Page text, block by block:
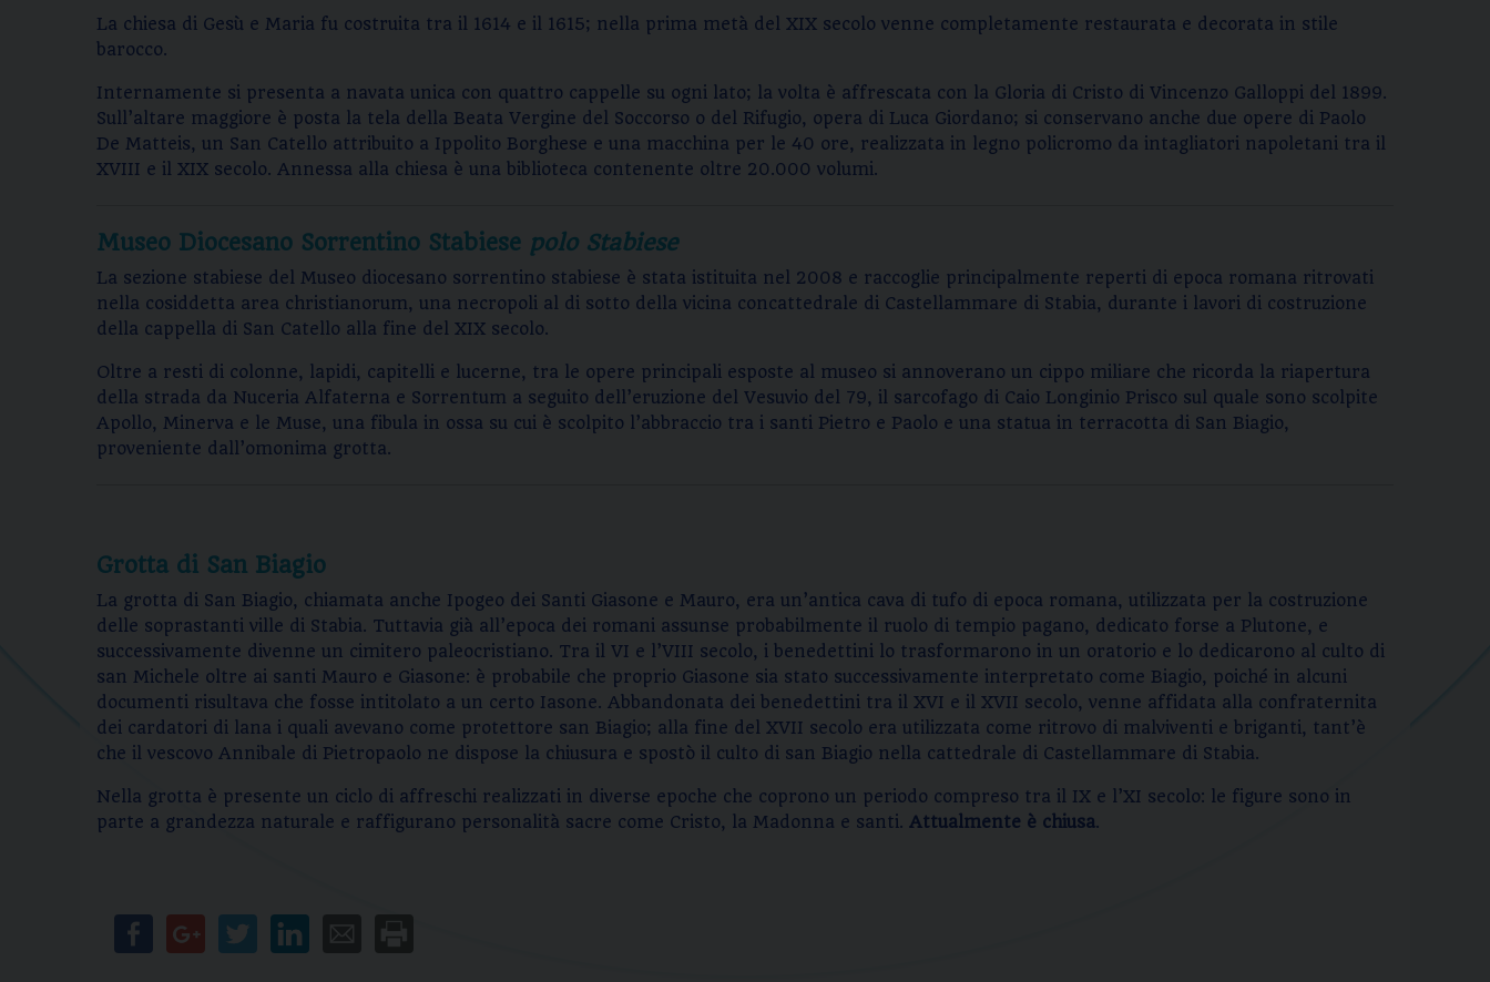
La chiesa di Gesù e Maria fu costruita tra il 1614 e il 1615; nella prima metà del XIX secolo venne completamente restaurata e decorata in stile
barocco.
Internamente si presenta a navata unica con quattro cappelle su ogni lato; la volta è affrescata con la Gloria di Cristo di Vincenzo Galloppi del 1899.
Sull’altare maggiore è posta la tela della Beata Vergine del Soccorso o del Rifugio, opera di Luca Giordano; si conservano anche due opere di Paolo
De Matteis, un San Catello attribuito a Ippolito Borghese e una macchina per le 40 ore, realizzata in legno policromo da intagliatori napoletani tra il
XVIII e il XIX secolo. Annessa alla chiesa è una biblioteca contenente oltre 20.000 volumi.
Museo Diocesano Sorrentino Stabiese polo Stabiese
La sezione stabiese del Museo diocesano sorrentino stabiese è stata istituita nel 2008 e raccoglie principalmente reperti di epoca romana ritrovati
nella cosiddetta area christianorum, una necropoli al di sotto della vicina concattedrale di Castellammare di Stabia, durante i lavori di costruzione
della cappella di San Catello alla fine del XIX secolo.
Oltre a resti di colonne, lapidi, capitelli e lucerne, tra le opere principali esposte al museo si annoverano un cippo miliare che ricorda la riapertura
della strada da Nuceria Alfaterna e Sorrentum a seguito dell’eruzione del Vesuvio del 79, il sarcofago di Caio Longinio Prisco sul quale sono scolpite
Apollo, Minerva e le Muse, una fibula in ossa su cui è scolpito l’abbraccio tra i santi Pietro e Paolo e una statua in terracotta di San Biagio,
proveniente dall’omonima grotta.
Grotta di San Biagio
La grotta di San Biagio, chiamata anche Ipogeo dei Santi Giasone e Mauro, era un’antica cava di tufo di epoca romana, utilizzata per la costruzione
delle soprastanti ville di Stabia. Tuttavia già all’epoca dei romani assunse probabilmente il ruolo di tempio pagano, dedicato forse a Plutone, e
successivamente divenne un cimitero paleocristiano. Tra il VI e l’VIII secolo, i benedettini lo trasformarono in un oratorio e lo dedicarono al culto di
san Michele oltre ai santi Mauro e Giasone: è probabile che proprio Giasone sia stato successivamente interpretato come Biagio, poiché in alcuni
documenti risultava che fosse intitolato a un certo Iasone. Abbandonata dei benedettini tra il XVI e il XVII secolo, venne affidata alla confraternita
dei cardatori di lana i quali avevano come protettore san Biagio; alla fine del XVII secolo era utilizzata come ritrovo di malviventi e briganti, tant’è
che il vescovo Annibale di Pietropaolo ne dispose la chiusura e spostò il culto di san Biagio nella cattedrale di Castellammare di Stabia.
Nella grotta è presente un ciclo di affreschi realizzati in diverse epoche che coprono un periodo compreso tra il IX e l’XI secolo: le figure sono in
parte a grandezza naturale e raffigurano personalità sacre come Cristo, la Madonna e santi. Attualmente è chiusa.